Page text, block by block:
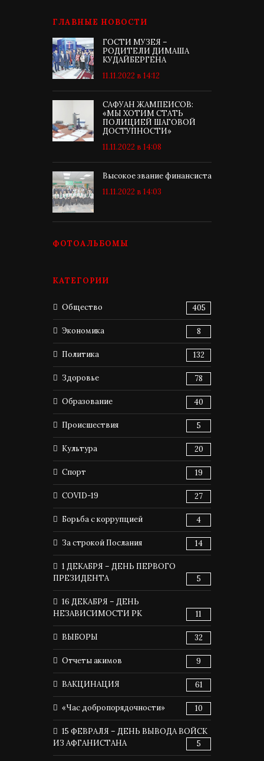
ГЛАВНЫЕ НОВОСТИ
ГОСТИ МУЗЕЯ –
РОДИТЕЛИ ДИМАША
КУДАЙБЕРГЕНА
11.11.2022 в 14:12
САФУАН ЖАМПЕИСОВ:
«МЫ ХОТИМ СТАТЬ
ПОЛИЦИЕЙ ШАГОВОЙ
ДОСТУПНОСТИ»
11.11.2022 в 14:08
Высокое звание финансиста
11.11.2022 в 14:03
ФОТОАЛЬБОМЫ
КАТЕГОРИИ
Общество 405
Экономика 8
Политика 132
Здоровье 78
Образование 40
Происшествия 5
Культура 20
Спорт 19
COVID-19 27
Борьба с коррупцией 4
За строкой Послания 14
1 ДЕКАБРЯ – ДЕНЬ ПЕРВОГО
ПРЕЗИДЕНТА
5
16 ДЕКАБРЯ – ДЕНЬ
НЕЗАВИСИМОСТИ РК
11
ВЫБОРЫ 32
Отчеты акимов 9
ВАКЦИНАЦИЯ 61
«Час добропорядочности» 10
15 ФЕВРАЛЯ – ДЕНЬ ВЫВОДА ВОЙСК
ИЗ АФГАНИСТАНА
5